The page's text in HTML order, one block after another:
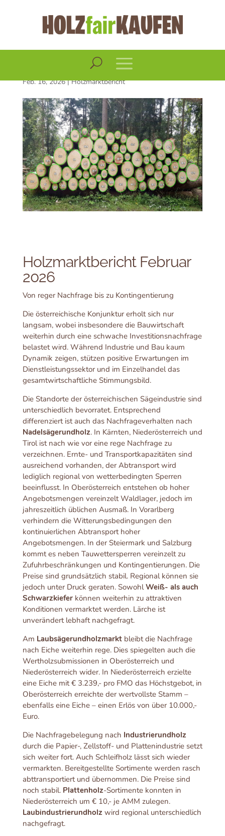
Holzmarktbericht
Februar 2026
Feb. 16, 2026|Holzmarktbericht
Holzmarktbericht Februar
2026
Von reger Nachfrage bis zu Kontingentierung
Die österreichische Konjunktur erholt sich nur
langsam, wobei insbesondere die Bauwirtschaft
weiterhin durch eine schwache Investitionsnachfrage
belastet wird. Während Industrie und Bau kaum
Dynamik zeigen, stützen positive Erwartungen im
Dienstleistungssektor und im Einzelhandel das
gesamtwirtschaftliche Stimmungsbild.
Die Standorte der österreichischen Sägeindustrie sind
unterschiedlich bevorratet. Entsprechend
differenziert ist auch das Nachfrageverhalten nach
Nadelsägerundholz. In Kärnten, Niederösterreich und
Tirol ist nach wie vor eine rege Nachfrage zu
verzeichnen. Ernte- und Transportkapazitäten sind
ausreichend vorhanden, der Abtransport wird
lediglich regional von wetterbedingten Sperren
beeinflusst. In Oberösterreich entstehen ob hoher
Angebotsmengen vereinzelt Waldlager, jedoch im
jahreszeitlich üblichen Ausmaß. In Vorarlberg
verhindern die Witterungsbedingungen den
kontinuierlichen Abtransport hoher
Angebotsmengen. In der Steiermark und Salzburg
kommt es neben Tauwettersperren vereinzelt zu
Zufuhrbeschränkungen und Kontingentierungen. Die
Preise sind grundsätzlich stabil. Regional können sie
jedoch unter Druck geraten. SowohlWeiß- als auch
Schwarzkieferkönnen weiterhin zu attraktiven
Konditionen vermarktet werden. Lärche ist
unverändert lebhaft nachgefragt.
Am Laubsägerundholzmarktbleibt die Nachfrage
nach Eiche weiterhin rege. Dies spiegelten auch die
Wertholzsubmissionen in Oberösterreich und
Niederösterreich wider. In Niederösterreich erzielte
eine Eiche mit € 3.239,- pro FMO das Höchstgebot, in
Oberösterreich erreichte der wertvollste Stamm –
ebenfalls eine Eiche – einen Erlös von über 10.000,-
Euro.
Die Nachfragebelegung nach Industrierundholz
durch die Papier-, Zellstoff- und Plattenindustrie setzt
sich weiter fort. Auch Schleifholz lässt sich wieder
vermarkten. Bereitgestellte Sortimente werden rasch
abttransportiert und übernommen. Die Preise sind
noch stabil. Plattenholz-Sortimente konnten in
Niederösterreich um € 10,- je AMM zulegen.
Laubindustrierundholzwird regional unterschiedlich
nachgefragt.